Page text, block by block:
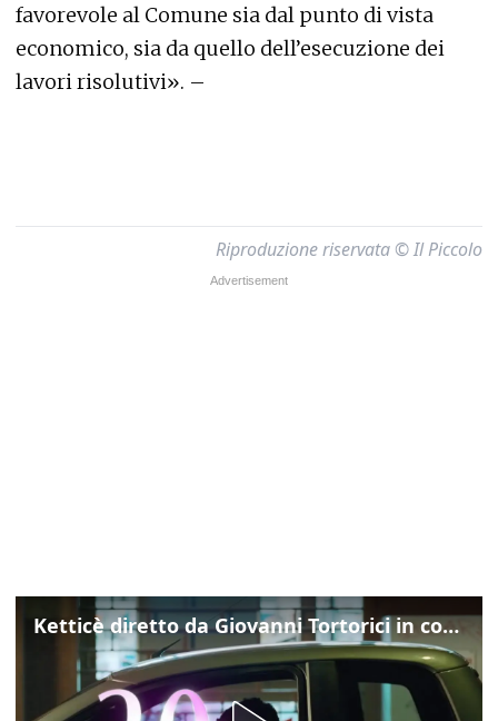
favorevole al Comune sia dal punto di vista
economico, sia da quello dell’esecuzione dei
lavori risolutivi». –
Riproduzione riservata © Il Piccolo
Ketticè diretto da Giovanni Tortorici in concorso al Locarno Film Festival